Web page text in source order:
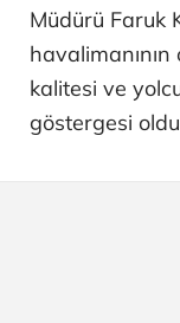
Müdürü Faruk
kalitesi ve
göstergesi